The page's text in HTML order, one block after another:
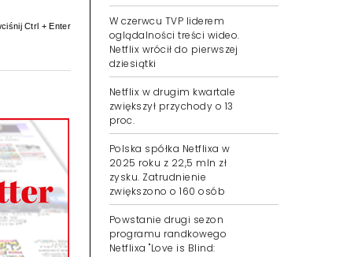
Ctrl + Enter
W czerwcu TVP liderem
oglądalności treści wideo.
Netflix wrócił do pierwszej
dziesiątki
Netflix w drugim kwartale
zwiększył przychody o 13
proc.
Polska spółka Netflixa w
2025 roku z 22,5 mln zł
zysku. Zatrudnienie
zwiększono o 160 osób
Powstanie drugi sezon
programu randkowego
Netflixa "Love is Blind: